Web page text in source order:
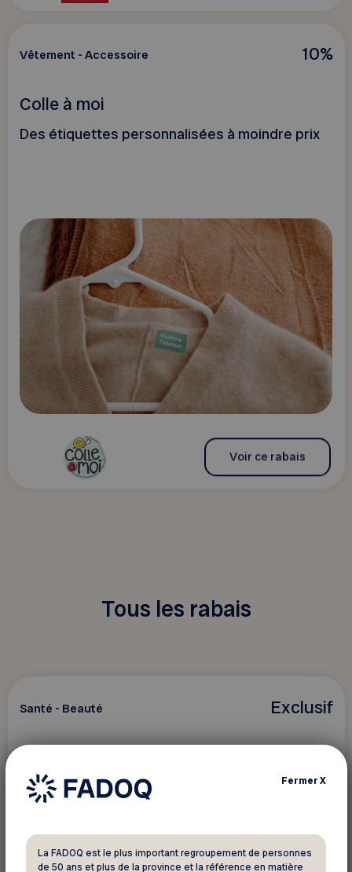
10%
Vêtement - Accessoire
Colle à moi
Des étiquettes personnalisées à moindre prix
Voir ce rabais
Tous les rabais
Exclusif
Santé - Beauté
4 offres exclusives réservées aux membres
FermerX
La FADOQ est le plus important regroupement de personnes
de 50 ans et plus de la province et la référence en matière